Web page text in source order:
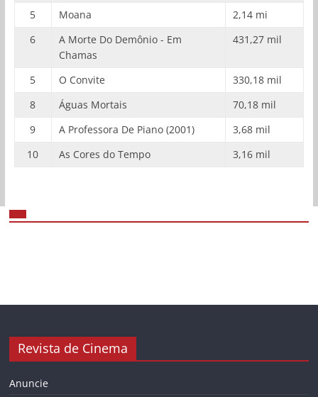
5
Moana
2,14 mi
6
A Morte Do Demônio - Em
Chamas
431,27 mil
5 O Convite
330,18 mil
8
Águas Mortais
70,18 mil
9
A Professora De Piano (2001)
3,68 mil
10
As Cores do Tempo 3,16 mil
Revista de Cinema
Anuncie